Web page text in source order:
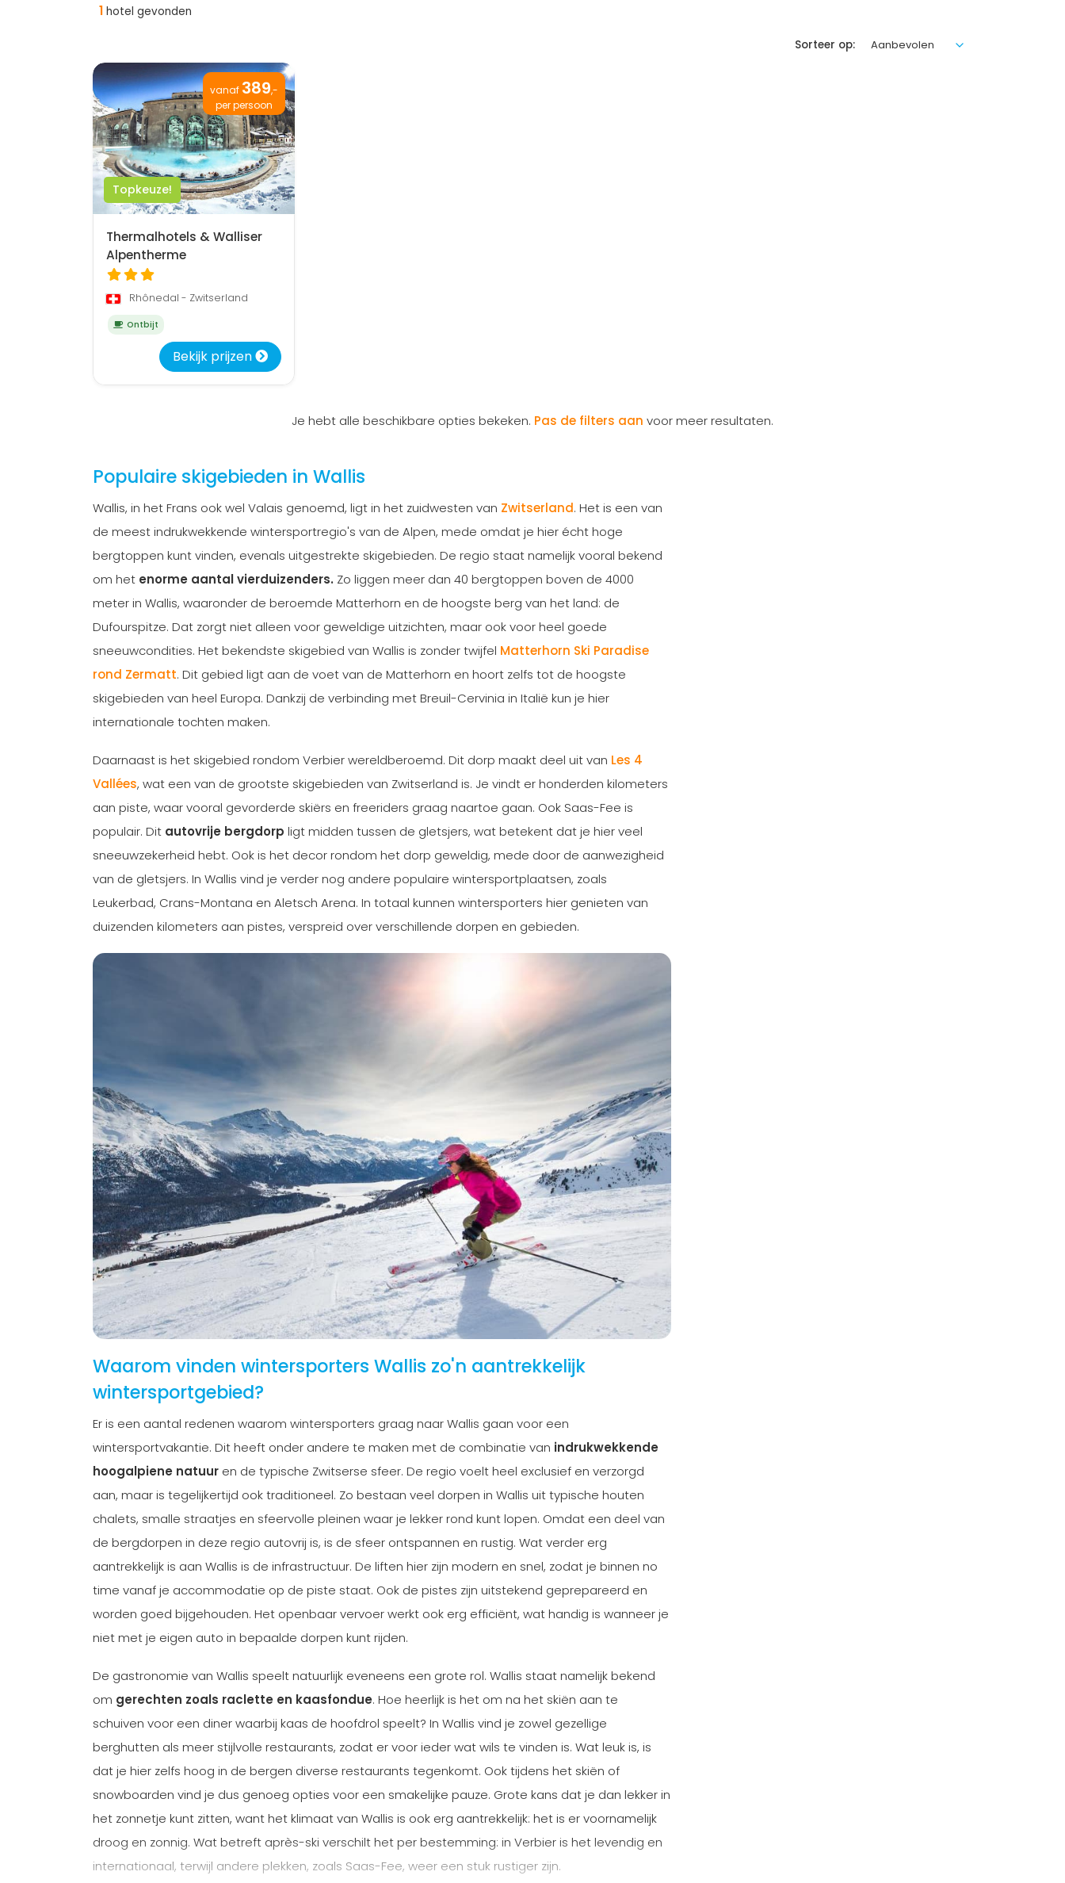
1 hotel gevonden
Sorteer op:
vanaf 389,-
per persoon
Topkeuze!
Thermalhotels & Walliser
Alpentherme
Rhônedal - Zwitserland
Ontbijt
Bekijk prijzen
Je hebt alle beschikbare opties bekeken. Pas de filters aan voor meer resultaten.
Populaire skigebieden in Wallis
Wallis, in het Frans ook wel Valais genoemd, ligt in het zuidwesten van Zwitserland. Het is een van
de meest indrukwekkende wintersportregio's van de Alpen, mede omdat je hier écht hoge
bergtoppen kunt vinden, evenals uitgestrekte skigebieden. De regio staat namelijk vooral bekend
om het enorme aantal vierduizenders. Zo liggen meer dan 40 bergtoppen boven de 4000
meter in Wallis, waaronder de beroemde Matterhorn en de hoogste berg van het land: de
Dufourspitze. Dat zorgt niet alleen voor geweldige uitzichten, maar ook voor heel goede
sneeuwcondities. Het bekendste skigebied van Wallis is zonder twijfel Matterhorn Ski Paradise
rond Zermatt. Dit gebied ligt aan de voet van de Matterhorn en hoort zelfs tot de hoogste
skigebieden van heel Europa. Dankzij de verbinding met Breuil-Cervinia in Italië kun je hier
internationale tochten maken.
Daarnaast is het skigebied rondom Verbier wereldberoemd. Dit dorp maakt deel uit van Les 4
Vallées, wat een van de grootste skigebieden van Zwitserland is. Je vindt er honderden kilometers
aan piste, waar vooral gevorderde skiërs en freeriders graag naartoe gaan. Ook Saas-Fee is
populair. Dit autovrije bergdorp ligt midden tussen de gletsjers, wat betekent dat je hier veel
sneeuwzekerheid hebt. Ook is het decor rondom het dorp geweldig, mede door de aanwezigheid
van de gletsjers. In Wallis vind je verder nog andere populaire wintersportplaatsen, zoals
Leukerbad, Crans-Montana en Aletsch Arena. In totaal kunnen wintersporters hier genieten van
duizenden kilometers aan pistes, verspreid over verschillende dorpen en gebieden.
Waarom vinden wintersporters Wallis zo'n aantrekkelijk
wintersportgebied?
Er is een aantal redenen waarom wintersporters graag naar Wallis gaan voor een
wintersportvakantie. Dit heeft onder andere te maken met de combinatie van indrukwekkende
hoogalpiene natuur en de typische Zwitserse sfeer. De regio voelt heel exclusief en verzorgd
aan, maar is tegelijkertijd ook traditioneel. Zo bestaan veel dorpen in Wallis uit typische houten
chalets, smalle straatjes en sfeervolle pleinen waar je lekker rond kunt lopen. Omdat een deel van
de bergdorpen in deze regio autovrij is, is de sfeer ontspannen en rustig. Wat verder erg
aantrekkelijk is aan Wallis is de infrastructuur. De liften hier zijn modern en snel, zodat je binnen no
time vanaf je accommodatie op de piste staat. Ook de pistes zijn uitstekend geprepareerd en
worden goed bijgehouden. Het openbaar vervoer werkt ook erg efficiënt, wat handig is wanneer je
niet met je eigen auto in bepaalde dorpen kunt rijden.
De gastronomie van Wallis speelt natuurlijk eveneens een grote rol. Wallis staat namelijk bekend
om gerechten zoals raclette en kaasfondue. Hoe heerlijk is het om na het skiën aan te
schuiven voor een diner waarbij kaas de hoofdrol speelt? In Wallis vind je zowel gezellige
berghutten als meer stijlvolle restaurants, zodat er voor ieder wat wils te vinden is. Wat leuk is, is
dat je hier zelfs hoog in de bergen diverse restaurants tegenkomt. Ook tijdens het skiën of
snowboarden vind je dus genoeg opties voor een smakelijke pauze. Grote kans dat je dan lekker in
het zonnetje kunt zitten, want het klimaat van Wallis is ook erg aantrekkelijk: het is er voornamelijk
droog en zonnig. Wat betreft après-ski verschilt het per bestemming: in Verbier is het levendig en
internationaal, terwijl andere plekken, zoals Saas-Fee, weer een stuk rustiger zijn.